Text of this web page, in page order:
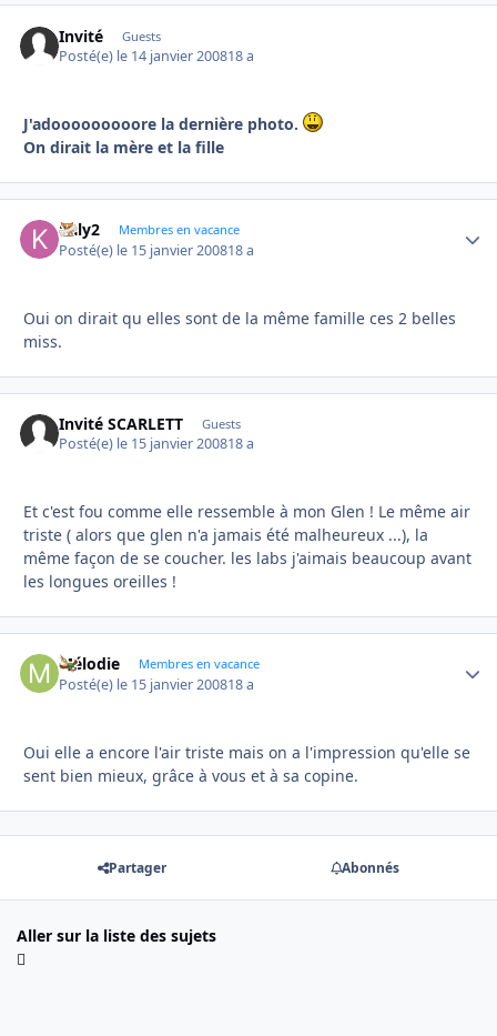
Invité Guests
Posté(e) le 14 janvier 200818 a
J'adooooooooore la dernière photo.
On dirait la mère et la fille
kaly2 Membres en vacance
Posté(e) le 15 janvier 200818 a
Oui on dirait qu elles sont de la même famille ces 2 belles
miss.
Invité SCARLETT Guests
Posté(e) le 15 janvier 200818 a
Et c'est fou comme elle ressemble à mon Glen ! Le même air
triste ( alors que glen n'a jamais été malheureux ...), la
même façon de se coucher. les labs j'aimais beaucoup avant
les longues oreilles !
Mélodie Membres en vacance
Posté(e) le 15 janvier 200818 a
Oui elle a encore l'air triste mais on a l'impression qu'elle se
sent bien mieux, grâce à vous et à sa copine.
Partager Abonnés
Aller sur la liste des sujets